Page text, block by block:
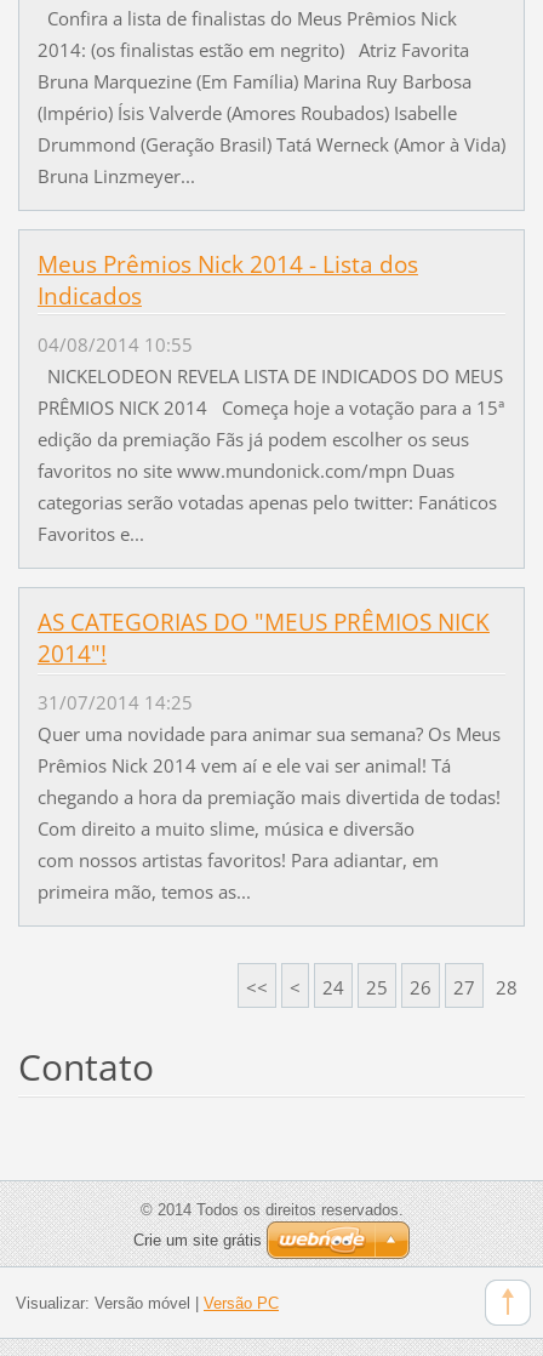
Confira a lista de finalistas do Meus Prêmios Nick
2014: (os finalistas estão em negrito) Atriz Favorita
Bruna Marquezine (Em Família) Marina Ruy Barbosa
(Império) Ísis Valverde (Amores Roubados) Isabelle
Drummond (Geração Brasil) Tatá Werneck (Amor à Vida)
Bruna Linzmeyer...
Meus Prêmios Nick 2014 - Lista dos
Indicados
04/08/2014 10:55
NICKELODEON REVELA LISTA DE INDICADOS DO MEUS
PRÊMIOS NICK 2014 Começa hoje a votação para a 15ª
edição da premiação Fãs já podem escolher os seus
favoritos no site www.mundonick.com/mpn Duas
categorias serão votadas apenas pelo twitter: Fanáticos
Favoritos e...
AS CATEGORIAS DO "MEUS PRÊMIOS NICK
2014"!
31/07/2014 14:25
Quer uma novidade para animar sua semana? Os Meus
Prêmios Nick 2014 vem aí e ele vai ser animal! Tá
chegando a hora da premiação mais divertida de todas!
Com direito a muito slime, música e diversão
com nossos artistas favoritos! Para adiantar, em
primeira mão, temos as...
<< < 24 25 26 27 28
Contato
© 2014 Todos os direitos reservados.
Crie um site grátis
Visualizar: Versão móvel Versão PC